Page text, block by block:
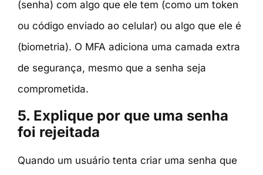
(senha) com algo que ele tem (como um token
ou código enviado ao celular) ou algo que ele é
(biometria). O MFA adiciona uma camada extra
de segurança, mesmo que a senha seja
comprometida.
5. Explique por que uma senha
foi rejeitada
Quando um usuário tenta criar uma senha que